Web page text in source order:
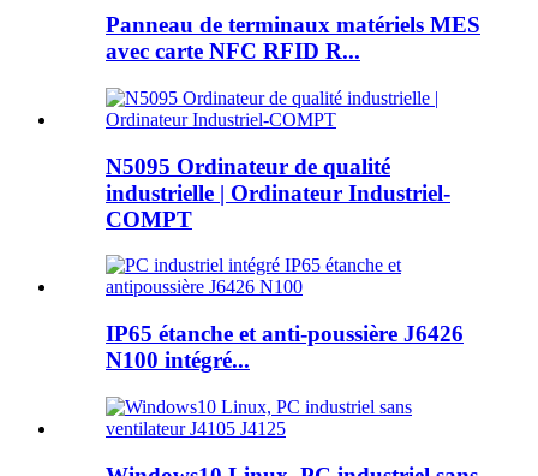
Panneau de terminaux matériels MES
avec carte NFC RFID R...
N5095 Ordinateur de qualité
industrielle | Ordinateur Industriel-
COMPT
IP65 étanche et anti-poussière J6426
N100 intégré...